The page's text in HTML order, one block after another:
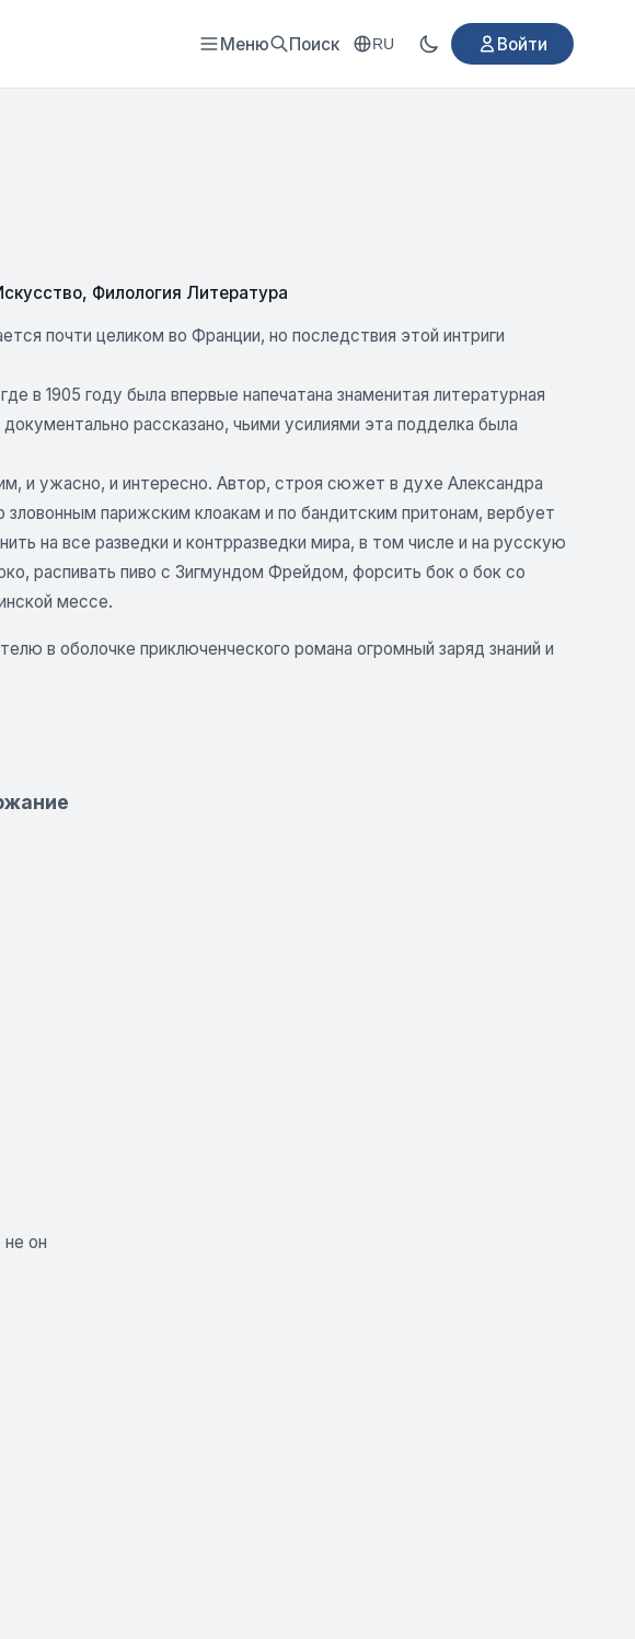
Меню Поиск RU Войти
, Филология Литература
почти целиком во Франции, но последствия этой интриги
в 1905 году была впервые напечатана знаменитая литературная
рассказано, чьими усилиями эта подделка была
и ужасно, и интересно. Автор, строя сюжет в духе Александра
парижским клоакам и по бандитским притонам, вербует
на все разведки и контрразведки мира, в том числе и на русскую
распивать пиво с Зигмундом Фрейдом, форсить бок о бок со
мессе.
в оболочке приключенческого романа огромный заряд знаний и
он